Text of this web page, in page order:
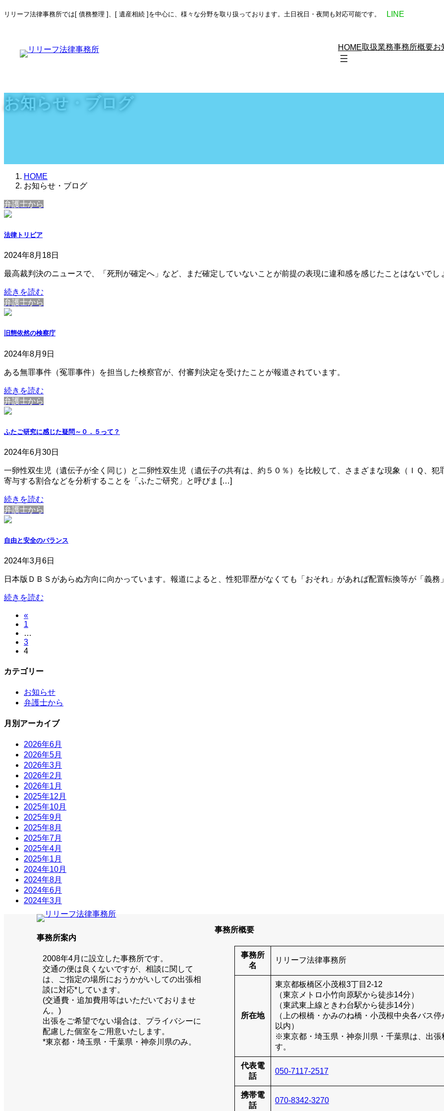
ン
ッ
プ
ビ
移
動
リリーフ法律事務所では[ 債務整理 ]、[ 遺産相続 ]を中心に、様々な分野を取り扱っております。土日祝日・夜間も対応可能です。 LINE
HOME取扱業務事務所概要お
お知らせ・ブログ
HOME
お知らせ・ブログ
弁護士から
法律トリビア
2024年8月18日
最高裁判決のニュースで、「死刑が確定へ」など、まだ確定していないことが前提の表現に違和感を感じたことはないでし
続きを読む
弁護士から
旧態依然の検察庁
2024年8月9日
ある無罪事件（冤罪事件）を担当した検察官が、付審判決定を受けたことが報道されています。
続きを読む
弁護士から
ふたご研究に感じた疑問～０．５って？
2024年6月30日
一卵性双生児（遺伝子が全く同じ）と二卵性双生児（遺伝子の共有は、約５０％）を比較して、さまざまな現象（ＩＱ、
寄与する割合などを分析することを「ふたご研究」と呼びま […]
続きを読む
弁護士から
自由と安全のバランス
2024年3月6日
日本版ＤＢＳがあらぬ方向に向かっています。報道によると、性犯罪歴がなくても「おそれ」があれば配置転換等が「義務
続きを読む
ペ
り
«
固
定
ペ
ー
ジ
1
…
固
定
ー
3
固
ペ
ジ
4
カテゴリー
お知らせ
弁護士から
月別アーカイブ
2026年6月
2026年5月
2026年3月
2026年2月
2026年1月
2025年12月
2025年10月
2025年9月
2025年8月
2025年7月
2025年4月
2025年1月
2024年10月
2024年8月
2024年6月
2024年3月
事務所案内
2008年4月に設立した事務所です。
交通の便は良くないですが、相談に関して
は、ご指定の場所におうかがいしての出張相
談に対応*しています。
(交通費・追加費用等はいただいておりませ
ん。)
出張をご希望でない場合は、プライバシーに
配慮した個室をご用意いたします。
*東京都・埼玉県・千葉県・神奈川県のみ。
事務所概要
事務所
名
リリーフ法律事務所
所在地
東京都板橋区小茂根3丁目2-12
（東京メトロ小竹向原駅から徒歩14分）
（東武東上線ときわ台駅から徒歩14分）
（上の根橋・かみのね橋・小茂根中央各バス
以内）
※東京都・埼玉県・神奈川県・千葉県は、出張
す。
代表電
話
050-7117-2517
携帯電
話
070-8342-3270